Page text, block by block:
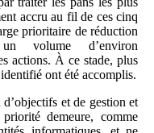
accru au fil de ces cinq
prioritaire de réduction
volume d’environ
actions. À ce stade, plus
ont été accomplis.
et de gestion et
demeure, comme